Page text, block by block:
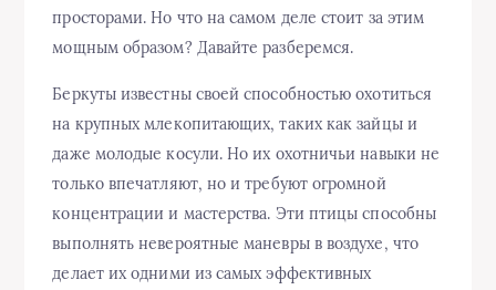
просторами. Но что на самом деле стоит за этим
мощным образом? Давайте разберемся.
Беркуты известны своей способностью охотиться
на крупных млекопитающих, таких как зайцы и
даже молодые косули. Но их охотничьи навыки не
только впечатляют, но и требуют огромной
концентрации и мастерства. Эти птицы способны
выполнять невероятные маневры в воздухе, что
делает их одними из самых эффективных